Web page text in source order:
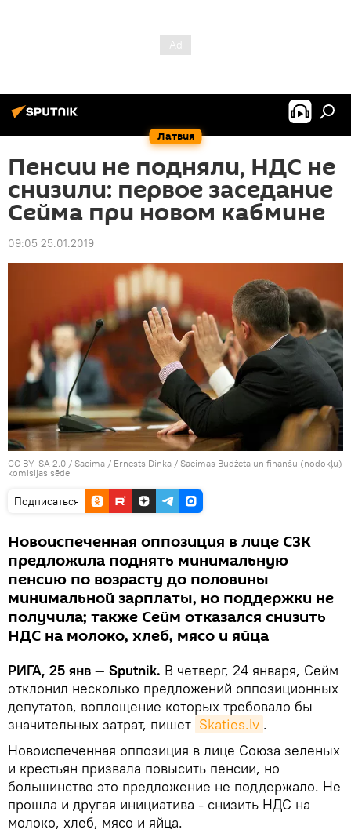
Латвия
Пенсии не подняли, НДС не
снизили: первое заседание
Сейма при новом кабмине
09:05 25.01.2019
CC BY-SA 2.0 / Saeima / Ernests Dinka / Saeimas Budžeta un finanšu (nodokļu)
komisijas sēde
Подписаться
Новоиспеченная оппозиция в лице СЗК
предложила поднять минимальную
пенсию по возрасту до половины
минимальной зарплаты, но поддержки не
получила; также Сейм отказался снизить
НДС на молоко, хлеб, мясо и яйца
РИГА, 25 янв — Sputnik. В четверг, 24 января, Сейм
отклонил несколько предложений оппозиционных
депутатов, воплощение которых требовало бы
значительных затрат, пишет Skaties.lv .
Новоиспеченная оппозиция в лице Союза зеленых
и крестьян призвала повысить пенсии, но
большинство это предложение не поддержало. Не
прошла и другая инициатива - снизить НДС на
молоко, хлеб, мясо и яйца.